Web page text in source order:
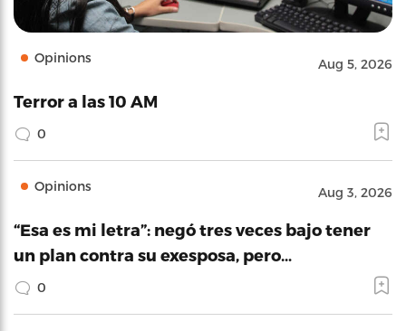
Opinions Aug 5, 2026
Terror a las 10 AM
0
Opinions Aug 3, 2026
“Esa es mi letra”: negó tres veces bajo tener
un plan contra su exesposa, pero…
0